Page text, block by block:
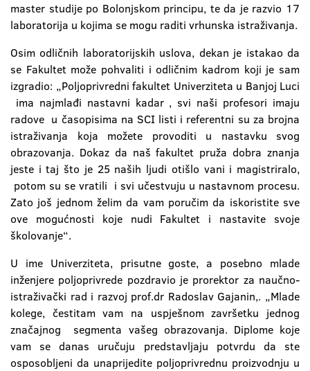
master studije po Bolonjskom principu, te da je razvio 17
laboratorija u kojima se mogu raditi vrhunska istraživanja.
Osim odličnih laboratorijskih uslova, dekan je istakao da
se Fakultet može pohvaliti i odličnim kadrom koji je sam
izgradio: „Poljoprivredni fakultet Univerziteta u Banjoj Luci
ima najmlađi nastavni kadar , svi naši profesori imaju
radove u časopisima na SCI listi i referentni su za brojna
istraživanja koja možete provoditi u nastavku svog
obrazovanja. Dokaz da naš fakultet pruža dobra znanja
jeste i taj što je 25 naših ljudi otišlo vani i magistriralo,
potom su se vratili i svi učestvuju u nastavnom procesu.
Zato još jednom želim da vam poručim da iskoristite sve
ove mogućnosti koje nudi Fakultet i nastavite svoje
školovanje“.
U ime Univerziteta, prisutne goste, a posebno mlade
inženjere poljoprivrede pozdravio je prorektor za naučno-
istraživački rad i razvoj prof.dr Radoslav Gajanin,. „Mlade
kolege, čestitam vam na uspješnom završetku jednog
značajnog segmenta vašeg obrazovanja. Diplome koje
vam se danas uručuju predstavljaju potvrdu da ste
osposobljeni da unaprijedite poljoprivrednu proizvodnju u